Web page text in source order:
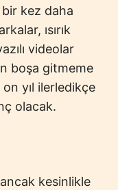
kez daha
ısırık
videolar
boşa gitmeme
on yıl ilerledikçe
olacak.
kesinlikle